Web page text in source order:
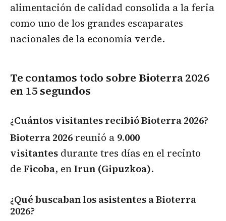
alimentación de calidad consolida a la feria
como uno de los grandes escaparates
nacionales de la economía verde.
Te contamos todo sobre Bioterra 2026
en 15 segundos
¿Cuántos visitantes recibió Bioterra 2026?
Bioterra 2026 reunió a 9.000
visitantes durante tres días en el recinto
de Ficoba, enIrun (Gipuzkoa).
¿Qué buscaban los asistentes a Bioterra
2026?